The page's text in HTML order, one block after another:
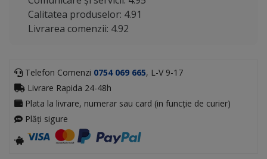
Calitatea produselor: 4.91
Livrarea comenzii: 4.92
Telefon Comenzi 0754 069 665, L-V 9-17
Livrare Rapida 24-48h
Plata la livrare, numerar sau card (in funcție de curier)
Plăți sigure